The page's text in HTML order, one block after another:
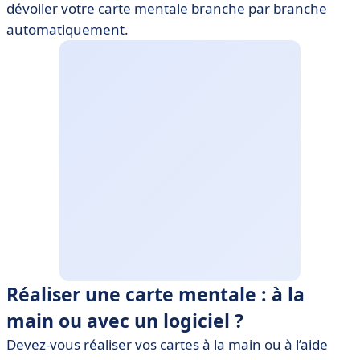
dévoiler votre carte mentale branche par branche
automatiquement.
Réaliser une carte mentale : à la
main ou avec un logiciel ?
Devez-vous réaliser vos cartes à la main ou à l’aide